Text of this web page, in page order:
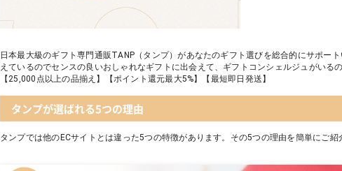
日本最大級のギフト専門通販TANP（タンプ）があなたのギフト選びを総合的にサポー
えているのでセンスの良いおしゃれなギフトに出会えて、ギフトコンシェルジュがいる
【25,000点以上の品揃え】【ポイント還元最大5%】【最短即日発送】
タンプが選ばれる5つの理由
タンプでは他のECサイトとは違った5つの特徴があります。その5つの理由を簡単にご紹